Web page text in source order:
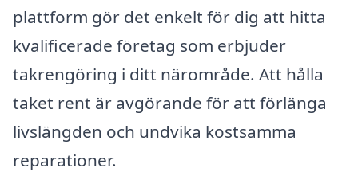
plattform gör det enkelt för dig att hitta
kvalificerade företag som erbjuder
takrengöring i ditt närområde. Att hålla
taket rent är avgörande för att förlänga
livslängden och undvika kostsamma
reparationer.